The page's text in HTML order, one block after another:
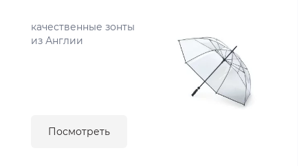
качественные зонты
из Англии
Посмотреть